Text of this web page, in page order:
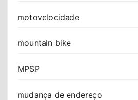
motovelocidade
mountain bike
MPSP
mudança de endereço